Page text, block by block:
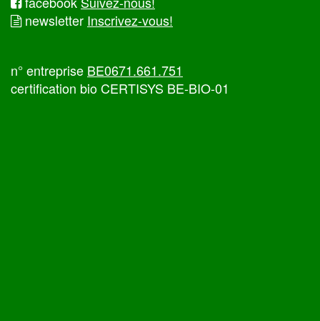
newsletter Inscrivez-vous!
n° entreprise BE0671.661.751
certification bio CERTISYS BE-BIO-01